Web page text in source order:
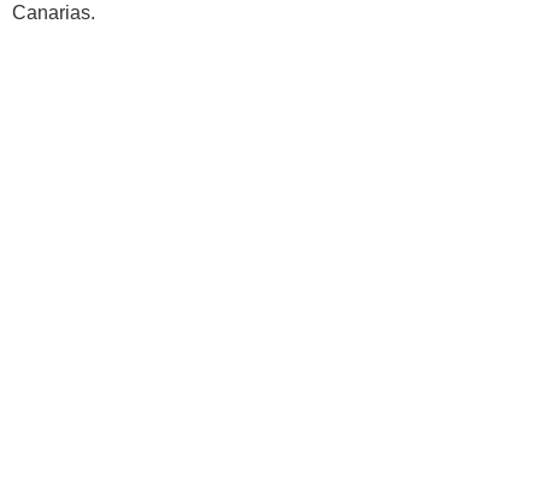
Canarias.